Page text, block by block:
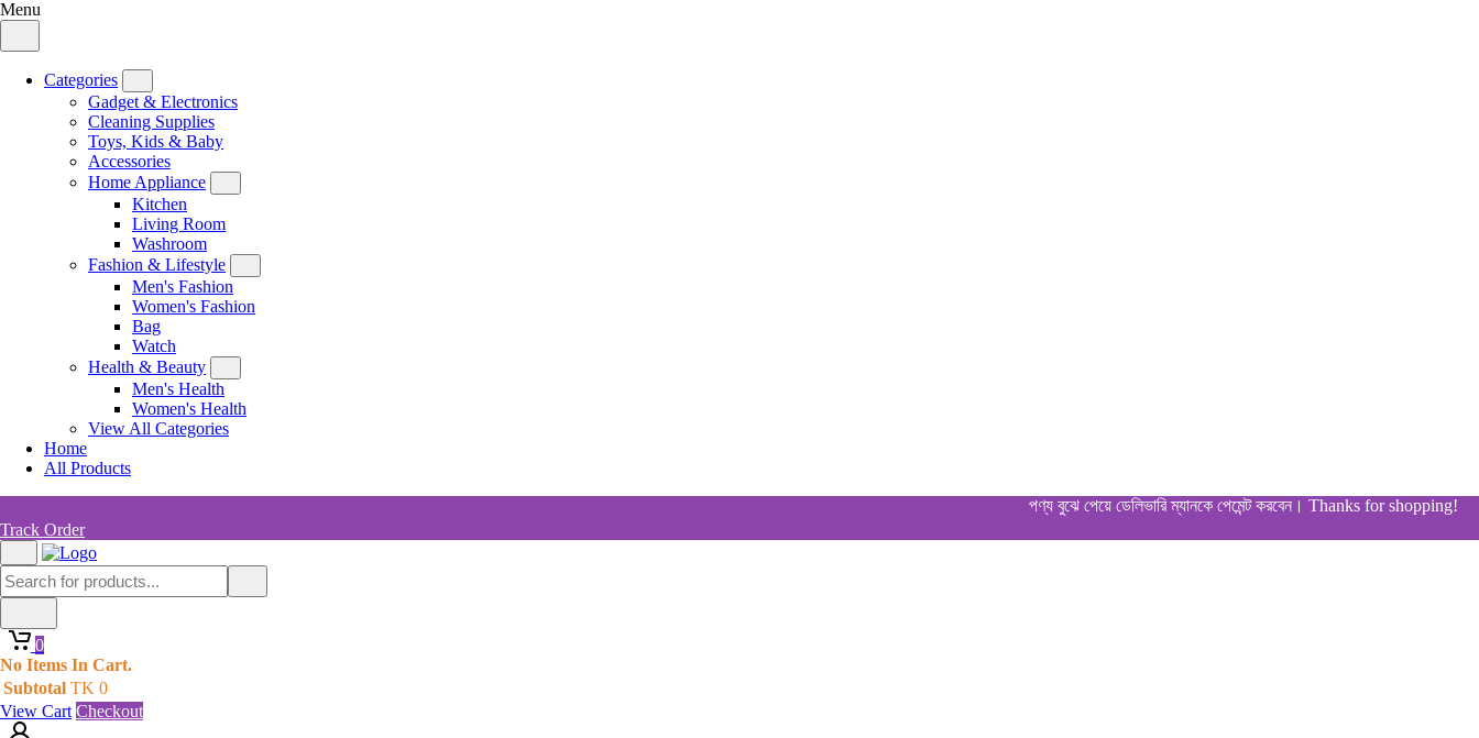
Menu
Categories
Gadget & Electronics
Cleaning Supplies
Toys, Kids & Baby
Accessories
Home Appliance
Kitchen
Living Room
Washroom
Fashion & Lifestyle
Men's Fashion
Women's Fashion
Bag
Watch
Health & Beauty
Men's Health
Women's Health
View All Categories
Home
All Products
পণ্য বুঝে পেয়ে ডেলিভারি ম্যানকে পেমেন্ট করবেন। Thanks for shopping!
Track Order
0
No Items In Cart.
Subtotal TK 0
View Cart Checkout